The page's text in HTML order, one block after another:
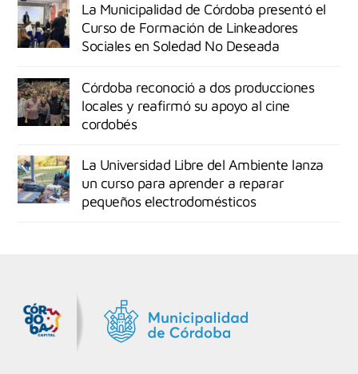
La Municipalidad de Córdoba presentó el
Curso de Formación de Linkeadores
Sociales en Soledad No Deseada
Córdoba reconoció a dos producciones
locales y reafirmó su apoyo al cine
cordobés
La Universidad Libre del Ambiente lanza
un curso para aprender a reparar
pequeños electrodomésticos